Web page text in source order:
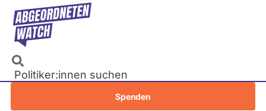
Direkt
zum
Inhalt
Politiker:innen suchen
Spenden